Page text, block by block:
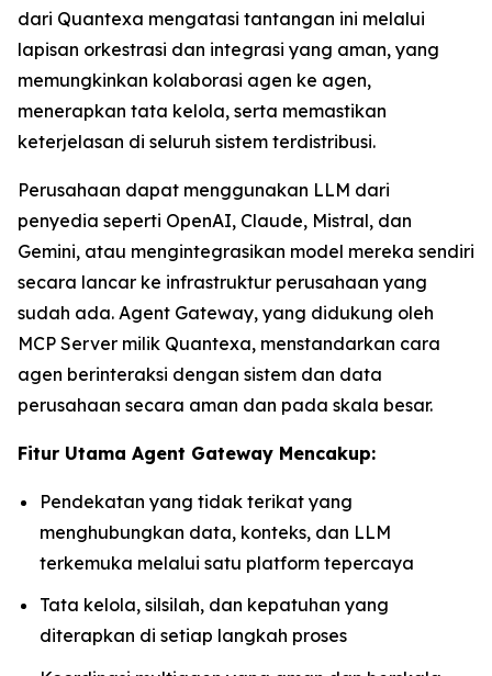
dari Quantexa mengatasi tantangan ini melalui
lapisan orkestrasi dan integrasi yang aman, yang
memungkinkan kolaborasi agen ke agen,
menerapkan tata kelola, serta memastikan
keterjelasan di seluruh sistem terdistribusi.
Perusahaan dapat menggunakan LLM dari
penyedia seperti OpenAI, Claude, Mistral, dan
Gemini, atau mengintegrasikan model mereka sendiri
secara lancar ke infrastruktur perusahaan yang
sudah ada. Agent Gateway, yang didukung oleh
MCP Server milik Quantexa, menstandarkan cara
agen berinteraksi dengan sistem dan data
perusahaan secara aman dan pada skala besar.
Fitur Utama Agent Gateway Mencakup:
Pendekatan yang tidak terikat yang
menghubungkan data, konteks, dan LLM
terkemuka melalui satu platform tepercaya
Tata kelola, silsilah, dan kepatuhan yang
diterapkan di setiap langkah proses